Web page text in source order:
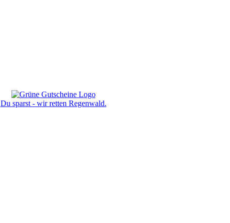
Du sparst - wir retten Regenwald.